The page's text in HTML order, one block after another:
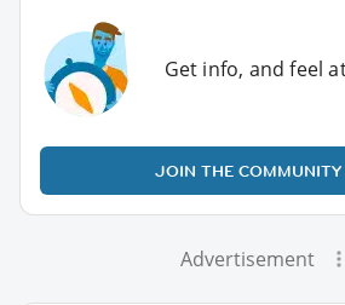
Get info, and feel
JOIN THE
Advertisement